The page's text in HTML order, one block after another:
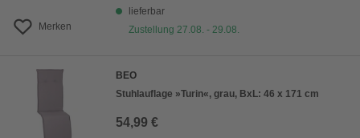
Merken
lieferbar
Zustellung 27.08. - 29.08.
BEO
Stuhlauflage »Turin«, grau, BxL: 46 x 171 cm
54,99 €